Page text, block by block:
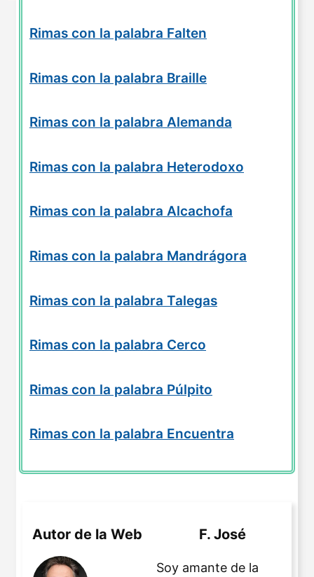
Rimas con la palabra Falten
Rimas con la palabra Braille
Rimas con la palabra Alemanda
Rimas con la palabra Heterodoxo
Rimas con la palabra Alcachofa
Rimas con la palabra Mandrágora
Rimas con la palabra Talegas
Rimas con la palabra Cerco
Rimas con la palabra Púlpito
Rimas con la palabra Encuentra
Autor de la Web F. José
Soy amante de la